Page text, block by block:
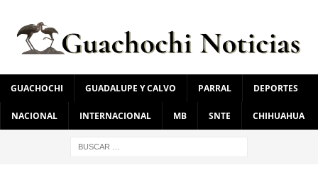
GUACHOCHI GUADALUPE Y CALVO PARRAL DEPORTES
NACIONAL INTERNACIONAL MB SNTE CHIHUAHUA